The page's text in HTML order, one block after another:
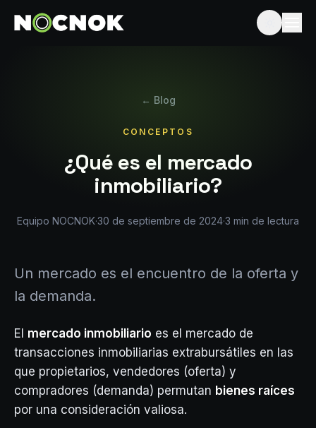
← Blog
CONCEPTOS
¿Qué es el mercado
inmobiliario?
Equipo NOCNOK·30 de septiembre de 2024·3 min de lectura
Un mercado es el encuentro de la oferta y
la demanda.
El mercado inmobiliario es el mercado de
transacciones inmobiliarias extrabursátiles en las
que propietarios, vendedores (oferta) y
compradores (demanda) permutan bienes raíces
por una consideración valiosa.